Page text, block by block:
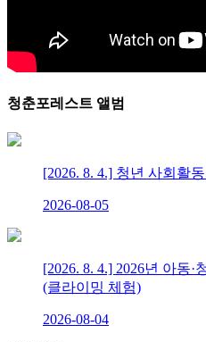
청춘포레스트 앨범
[2026. 8. 4.] 청년 사회활
2026-08-05
[2026. 8. 4.] 2026년 아동
(클라이밍 체험)
2026-08-04